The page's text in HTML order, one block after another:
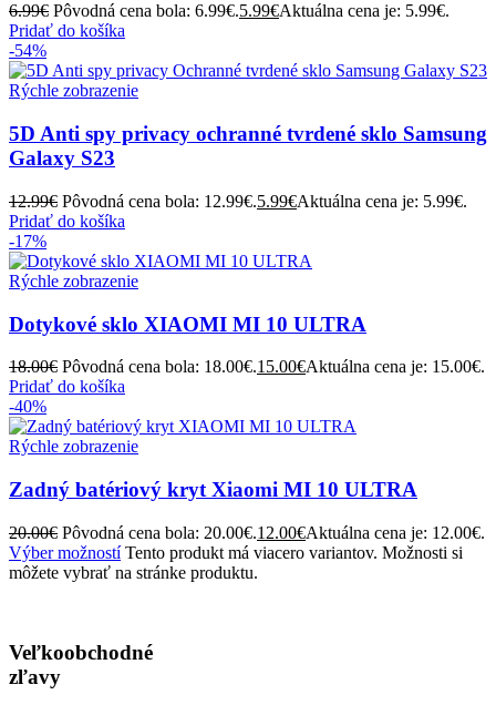
6.99€ Pôvodná cena bola: 6.99€.5.99€Aktuálna cena je: 5.99€.
Pridať do košíka
-54%
Rýchle zobrazenie
5D Anti spy privacy ochranné tvrdené sklo Samsung
Galaxy S23
12.99€ Pôvodná cena bola: 12.99€.5.99€Aktuálna cena je: 5.99€.
Pridať do košíka
-17%
Rýchle zobrazenie
Dotykové sklo XIAOMI MI 10 ULTRA
18.00€ Pôvodná cena bola: 18.00€.15.00€Aktuálna cena je: 15.00€.
Pridať do košíka
-40%
Rýchle zobrazenie
Zadný batériový kryt Xiaomi MI 10 ULTRA
20.00€ Pôvodná cena bola: 20.00€.12.00€Aktuálna cena je: 12.00€.
Výber možností Tento produkt má viacero variantov. Možnosti si
môžete vybrať na stránke produktu.
Veľkoobchodné
zľavy